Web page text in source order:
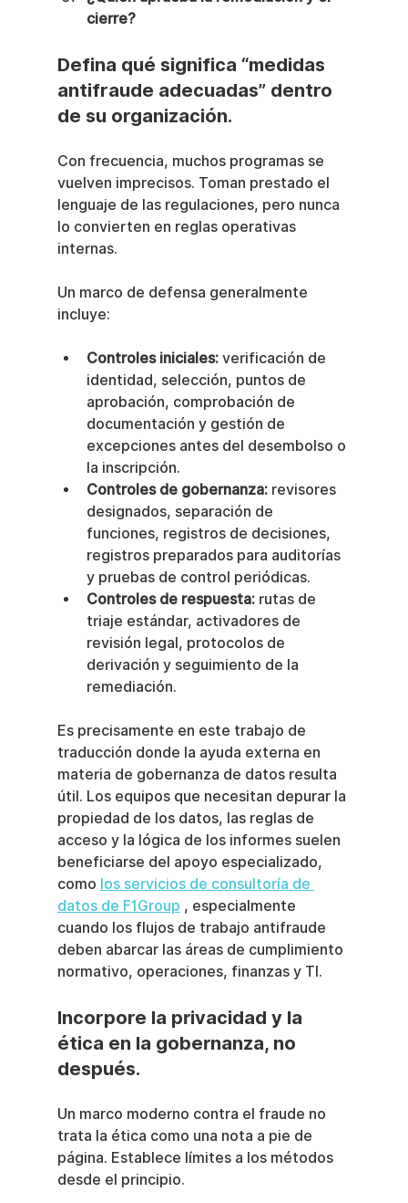
cierre?
Defina qué significa “medidas
antifraude adecuadas” dentro
de su organización.
Con frecuencia, muchos programas se
vuelven imprecisos. Toman prestado el
lenguaje de las regulaciones, pero nunca
lo convierten en reglas operativas
internas.
Un marco de defensa generalmente
incluye:
Controles iniciales: verificación de
identidad, selección, puntos de
aprobación, comprobación de
documentación y gestión de
excepciones antes del desembolso o
la inscripción.
Controles de gobernanza: revisores
designados, separación de
funciones, registros de decisiones,
registros preparados para auditorías
y pruebas de control periódicas.
Controles de respuesta: rutas de
triaje estándar, activadores de
revisión legal, protocolos de
derivación y seguimiento de la
remediación.
Es precisamente en este trabajo de
traducción donde la ayuda externa en
materia de gobernanza de datos resulta
útil. Los equipos que necesitan depurar la
propiedad de los datos, las reglas de
acceso y la lógica de los informes suelen
beneficiarse del apoyo especializado,
como los servicios de consultoría de
datos de F1Group , especialmente
cuando los flujos de trabajo antifraude
deben abarcar las áreas de cumplimiento
normativo, operaciones, finanzas y TI.
Incorpore la privacidad y la
ética en la gobernanza, no
después.
Un marco moderno contra el fraude no
trata la ética como una nota a pie de
página. Establece límites a los métodos
desde el principio.